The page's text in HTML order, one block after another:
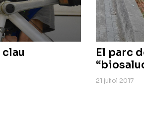
El parc
21 juliol 2017